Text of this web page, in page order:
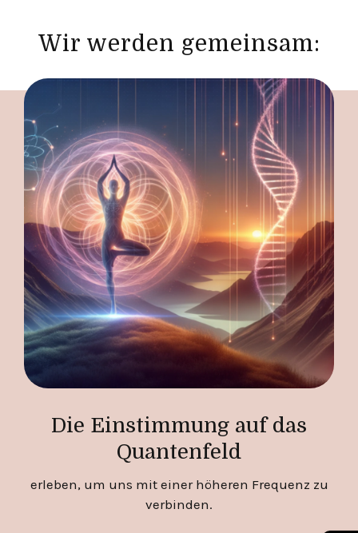
Wir werden gemeinsam:
Die Einstimmung auf das
Quantenfeld
erleben, um uns mit einer höheren Frequenz zu
verbinden.